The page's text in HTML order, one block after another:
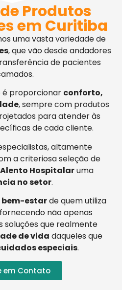
Produtos
em Curitiba
uma vasta variedade de
, que vão desde andadores
de pacientes
é proporcionar conforto,
, sempre com produtos
para atender às
de cada cliente.
altamente
a criteriosa seleção de
Alento Hospitalaruma
no setor.
bem-estarde quem utiliza
não apenas
soluções que realmente
de vida daqueles que
especiais.
em Contato